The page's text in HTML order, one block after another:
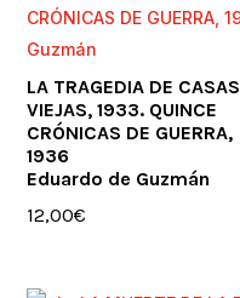
LA TRAGEDIA DE CASAS
VIEJAS, 1933. QUINCE
CRÓNICAS DE GUERRA,
1936
Eduardo de Guzmán
12,00€